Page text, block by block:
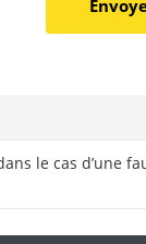
le cas d’une